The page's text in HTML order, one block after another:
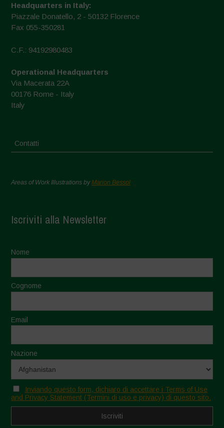
Headquarters in Italy:
Piazzale Donatello, 2 - 50132 Florence
Fax 055-350281
C.F.: 94192980483
Operational Headquarters
Via Macerata 22A
00176 Rome - Italy
Italy
Contatti
Areas of Work Illustrations byMarion Bessol
Iscriviti alla Newsletter
Nome
Cognome
Email
Nazione
Inviando questo form, dichiaro di accettare i Terms of Use
and Privacy Statement (Termini di uso e privacy) di questo sito.